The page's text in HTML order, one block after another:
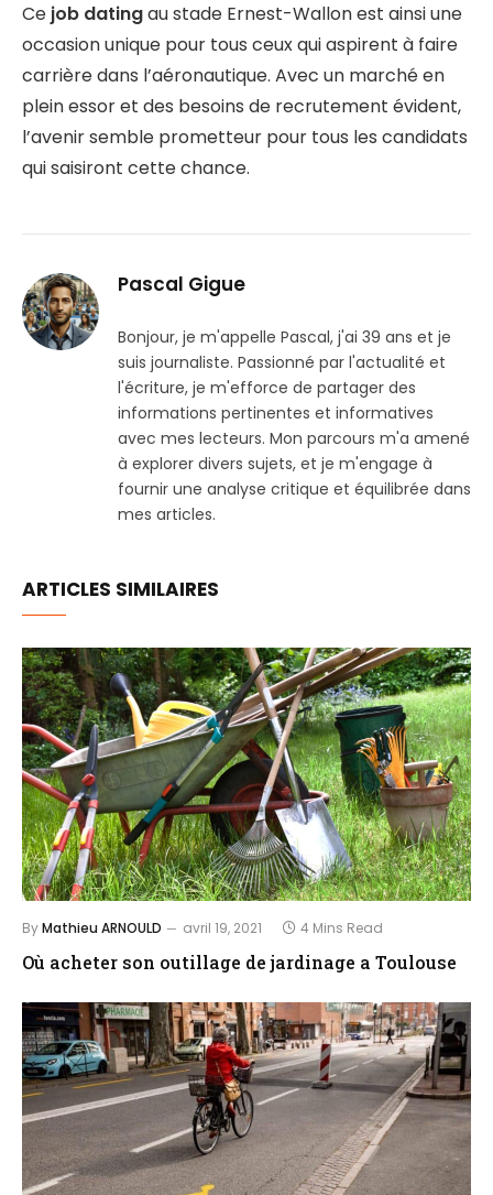
Ce job datingau stade Ernest-Wallon est ainsi une
occasion unique pour tous ceux qui aspirent à faire
carrière dans l’aéronautique. Avec un marché en
plein essor et des besoins de recrutement évident,
l’avenir semble prometteur pour tous les candidats
qui saisiront cette chance.
Pascal Gigue
Bonjour, je m'appelle Pascal, j'ai 39 ans et je
suis journaliste. Passionné par l'actualité et
l'écriture, je m'efforce de partager des
informations pertinentes et informatives
avec mes lecteurs. Mon parcours m'a amené
à explorer divers sujets, et je m'engage à
fournir une analyse critique et équilibrée dans
mes articles.
ARTICLES SIMILAIRES
ByMathieu ARNOULD avril 19, 2021 4 Mins Read
Où acheter son outillage de jardinage a Toulouse